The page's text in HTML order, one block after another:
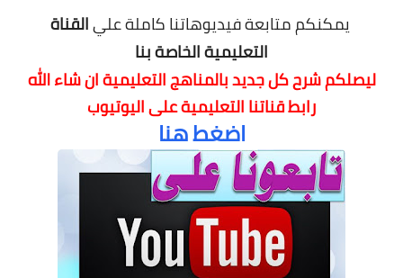
يمكنكم متابعة فيديوهاتنا كاملة عليالقناة
التعليمية الخاصة بنا
ليصلكم شرح كل جديد بالمناهج التعليميةان شاء الله
رابط قناتنا التعليمية على اليوتيوب
اضغط هنا